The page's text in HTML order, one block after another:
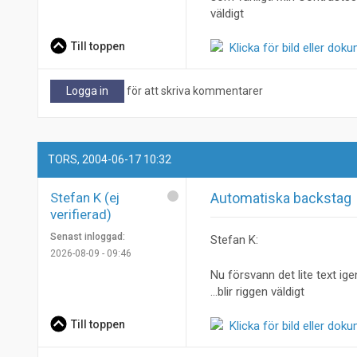
väldigt
Klicka för bild eller
Till toppen
Logga in för att skriva kommentarer
TORS, 2004-06-17 10:32
Stefan K (ej
verifierad)
Senast inloggad:
2026-08-09 - 09:46
Automatiska backstag
Stefan K:
Nu försvann det lite text
...blir riggen väldigt
Klicka för bild eller
Till toppen